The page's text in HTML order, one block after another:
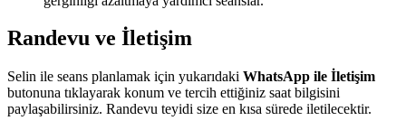
Randevu ve İletişim
Selin ile seans planlamak için yukarıdaki WhatsApp ile İletişim
butonuna tıklayarak konum ve tercih ettiğiniz saat bilgisini
paylaşabilirsiniz. Randevu teyidi size en kısa sürede iletilecektir.